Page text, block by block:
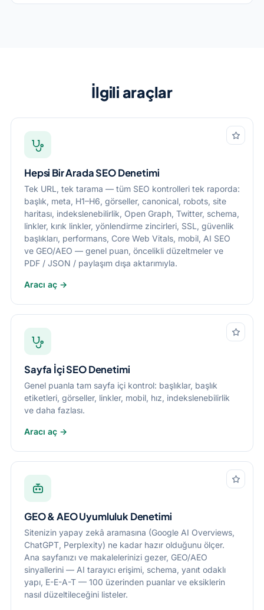
İlgili araçlar
Hepsi Bir Arada SEO Denetimi
Tek URL, tek tarama — tüm SEO kontrolleri tek raporda:
başlık, meta, H1–H6, görseller, canonical, robots, site
haritası, indekslenebilirlik, Open Graph, Twitter, schema,
linkler, kırık linkler, yönlendirme zincirleri, SSL, güvenlik
başlıkları, performans, Core Web Vitals, mobil, AI SEO
ve GEO/AEO — genel puan, öncelikli düzeltmeler ve
PDF / JSON / paylaşım dışa aktarımıyla.
Aracı aç →
Sayfa İçi SEO Denetimi
Genel puanla tam sayfa içi kontrol: başlıklar, başlık
etiketleri, görseller, linkler, mobil, hız, indekslenebilirlik
ve daha fazlası.
Aracı aç →
GEO & AEO Uyumluluk Denetimi
Sitenizin yapay zekâ aramasına (Google AI Overviews,
ChatGPT, Perplexity) ne kadar hazır olduğunu ölçer.
Ana sayfanızı ve makalelerinizi gezer, GEO/AEO
sinyallerini — AI tarayıcı erişimi, schema, yanıt odaklı
yapı, E-E-A-T — 100 üzerinden puanlar ve eksiklerin
nasıl düzeltileceğini listeler.